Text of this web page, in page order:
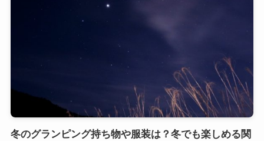
冬のグランピング持ち物や服装は？冬でも楽しめる関